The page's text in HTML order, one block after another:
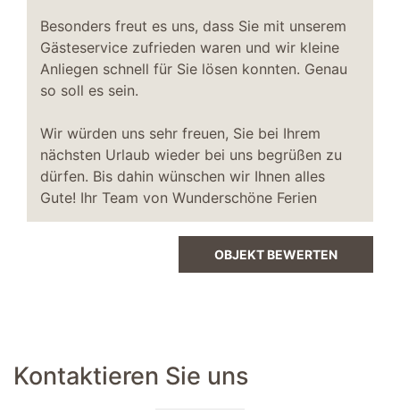
Badezimmer
ebenerdige Dusche
Handtuchheizkörper
Regenshowerdusche
Spiegel
Essbereich
Sitzbank
Esszimmerstühle
Parkplatz
Besonders freut es uns, dass Sie mit unserem
Gästeservice zufrieden waren und wir kleine
Anliegen schnell für Sie lösen konnten. Genau
so soll es sein.
Wir würden uns sehr freuen, Sie bei Ihrem
nächsten Urlaub wieder bei uns begrüßen zu
dürfen. Bis dahin wünschen wir Ihnen alles
Gute! Ihr Team von Wunderschöne Ferien
OBJEKT BEWERTEN
Kontaktieren Sie uns